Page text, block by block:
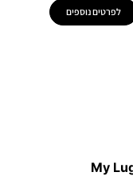
לפרטים נוספים